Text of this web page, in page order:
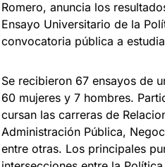
Romero, anuncia los
Ensayo Universitario de la
convocatoria pública a
Se recibieron 67 ensayos de
60 mujeres y 7 hombres.
cursan las carreras de
Administración Pública,
entre otras. Los principales